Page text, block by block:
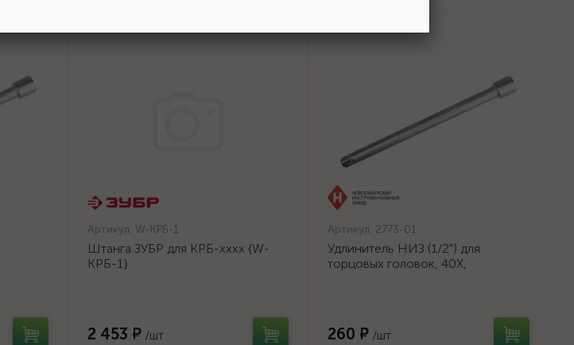
Артикул: W-КРБ-1
Штанга ЗУБР для КРБ-хххх {W-
КРБ-1}
2 453 ₽ /шт
Артикул: 2773-01
Удлинитель НИЗ (1/2") для
торцовых головок, 40Х,
260 ₽ /шт